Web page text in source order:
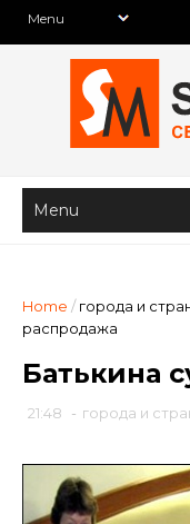
Home / города и
распродажа
Батькина
21:48 - города и